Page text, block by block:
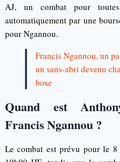
AJ, un combat pour
automatiquement par une
pour Ngannou.
Francis Ngannou, un
un sans-abri devenu
boxe
Quand est
Francis Ngannou ?
Le combat est prévu pour le